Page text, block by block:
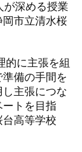
が深める授業
市立清水桜
に主張を組
備の手間を
主張につな
トを目指
台高等学校